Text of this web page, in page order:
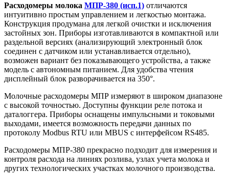
Расходомеры молока МПР-380 (исп.1) отличаются
интуитивно простым управлением и легкостью монтажа.
Конструкция продумана для легкой очистки и исключения
застойных зон. Приборы изготавливаются в компактной или
раздельной версиях (анализирующий электронный блок
соединен с датчиком или устанавливается отдельно),
возможен вариант без показывающего устройства, а также
модель с автономным питанием. Для удобства чтения
дисплейный блок разворачивается на 350°.
Молочные расходомеры МПР измеряют в широком диапазоне
с высокой точностью. Доступны функции реле потока и
даталоггера. Приборы оснащены импульсными и токовыми
выходами, имеется возможность передачи данных по
протоколу Modbus RTU или MBUS c интерфейсом RS485.
Расходомеры МПР-380 прекрасно подходит для измерения и
контроля расхода на линиях розлива, узлах учета молока и
других технологических участках молочного производства.